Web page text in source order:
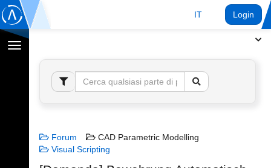
IT Login
Toggle
navigation
Forum
CAD Parametric Modelling
Visual Scripting